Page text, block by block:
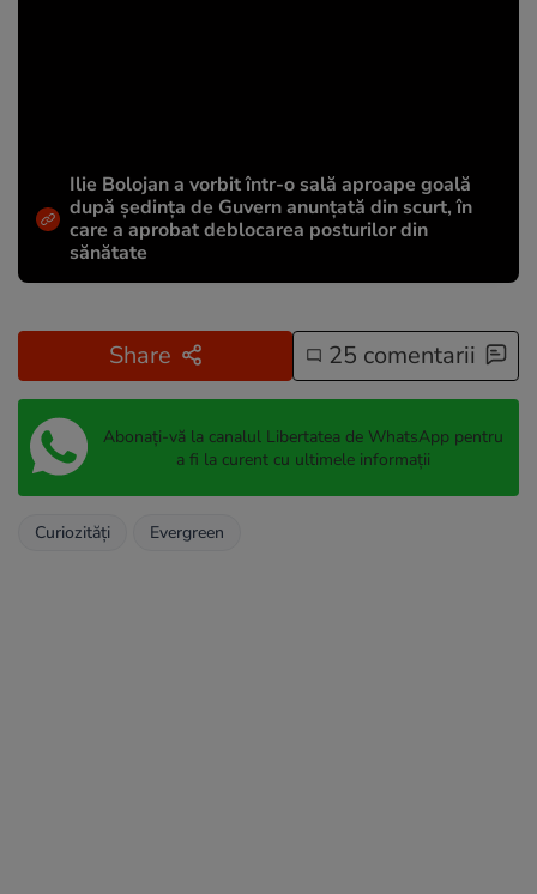
Ilie Bolojan a vorbit într-o sală aproape goală
după ședința de Guvern anunțată din scurt, în
care a aprobat deblocarea posturilor din
sănătate
Share 25 comentarii
Abonați-vă la canalul Libertatea de WhatsApp pentru
a fi la curent cu ultimele informații
Curiozități Evergreen